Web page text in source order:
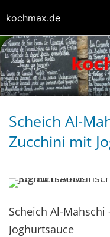
Scheich Al-
Zucchini mit
Scheich Al-
Joghurtsauce
kochmax.de